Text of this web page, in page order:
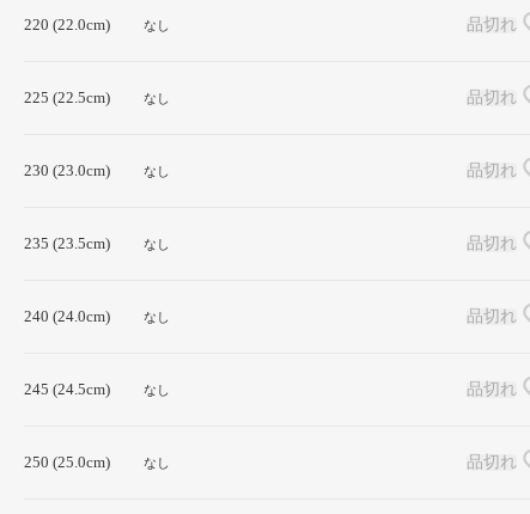
220 (22.0cm) なし 品切れ
225 (22.5cm) なし 品切れ
230 (23.0cm) なし 品切れ
235 (23.5cm) なし 品切れ
240 (24.0cm) なし 品切れ
245 (24.5cm) なし 品切れ
250 (25.0cm) なし 品切れ